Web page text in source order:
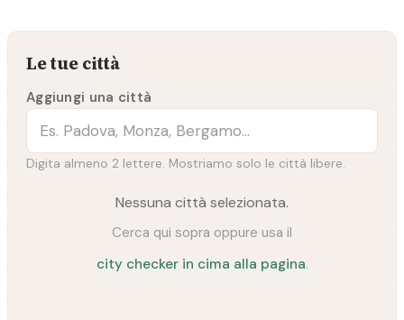
Le tue città
Aggiungi una città
Digita almeno 2 lettere. Mostriamo solo le città libere.
Nessuna città selezionata.
Cerca qui sopra oppure usa il
city checker in cima alla pagina.